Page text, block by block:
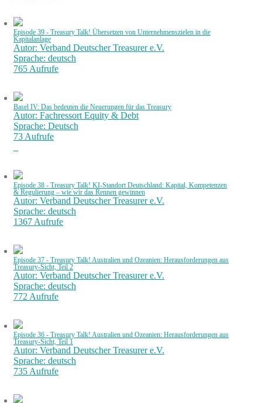
Episode 39 - Treasury Talk! Übersetzen von Unternehmenszielen in die
Kapitalanlage
Autor: Verband Deutscher Treasurer e.V.
Sprache: deutsch
765 Aufrufe
Basel IV: Das bedeuten die Neuerungen für das Treasury
Autor: Fachressort Equity & Debt
Sprache: Deutsch
73 Aufrufe
Episode 38 - Treasury Talk! KI-Standort Deutschland: Kapital, Kompetenzen
& Regulierung – wie wir das Rennen gewinnen
Autor: Verband Deutscher Treasurer e.V.
Sprache: deutsch
1367 Aufrufe
Episode 37 - Treasury Talk! Australien und Ozeanien: Herausforderungen aus
Treasury-Sicht, Teil 2
Autor: Verband Deutscher Treasurer e.V.
Sprache: deutsch
772 Aufrufe
Episode 36 - Treasury Talk! Australien und Ozeanien: Herausforderungen aus
Treasury-Sicht, Teil 1
Autor: Verband Deutscher Treasurer e.V.
Sprache: deutsch
735 Aufrufe